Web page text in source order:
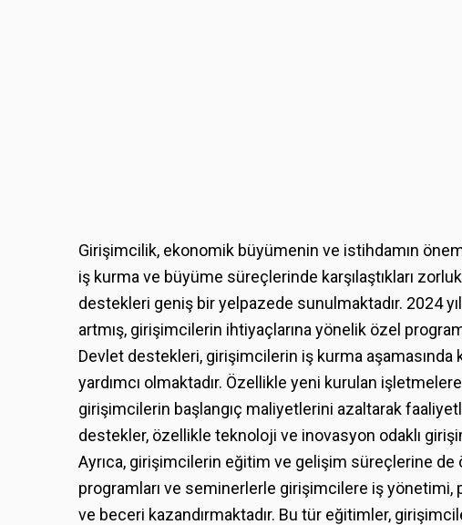
Girişimcilik, ekonomik büyümenin ve istihdamın
iş kurma ve büyüme süreçlerinde karşılaştıkları
destekleri geniş bir yelpazede sunulmaktadır. 2024
artmış, girişimcilerin ihtiyaçlarına yönelik özel
Devlet destekleri, girişimcilerin iş kurma aşamasında
yardımcı olmaktadır. Özellikle yeni kurulan
girişimcilerin başlangıç maliyetlerini azaltarak
destekler, özellikle teknoloji ve inovasyon odaklı
Ayrıca, girişimcilerin eğitim ve gelişim süreçlerine
programları ve seminerlerle girişimcilere iş yönetimi,
ve beceri kazandırmaktadır. Bu tür eğitimler,